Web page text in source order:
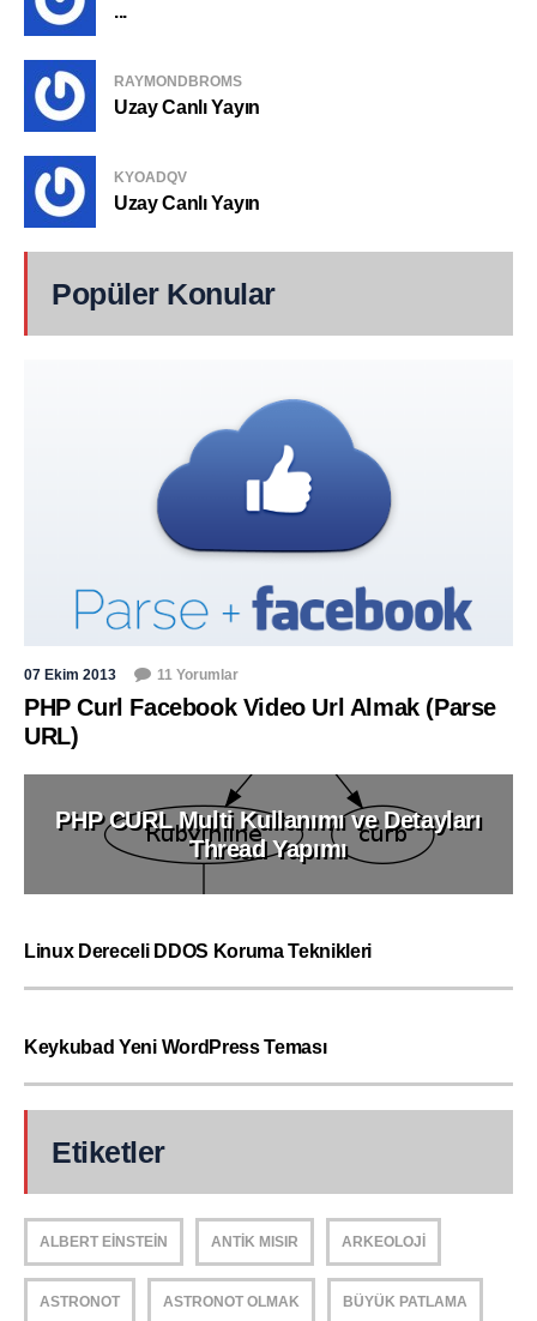
...
RAYMONDBROMS
Uzay Canlı Yayın
KYOADQV
Uzay Canlı Yayın
Popüler Konular
07 Ekim 2013 11 Yorumlar
PHP Curl Facebook Video Url Almak (Parse
URL)
PHP CURL Multi Kullanımı ve Detayları
Thread Yapımı
Linux Dereceli DDOS Koruma Teknikleri
Keykubad Yeni WordPress Teması
Etiketler
ALBERT EINSTEIN ANTIK MISIR ARKEOLOJI
ASTRONOT ASTRONOT OLMAK BÜYÜK PATLAMA